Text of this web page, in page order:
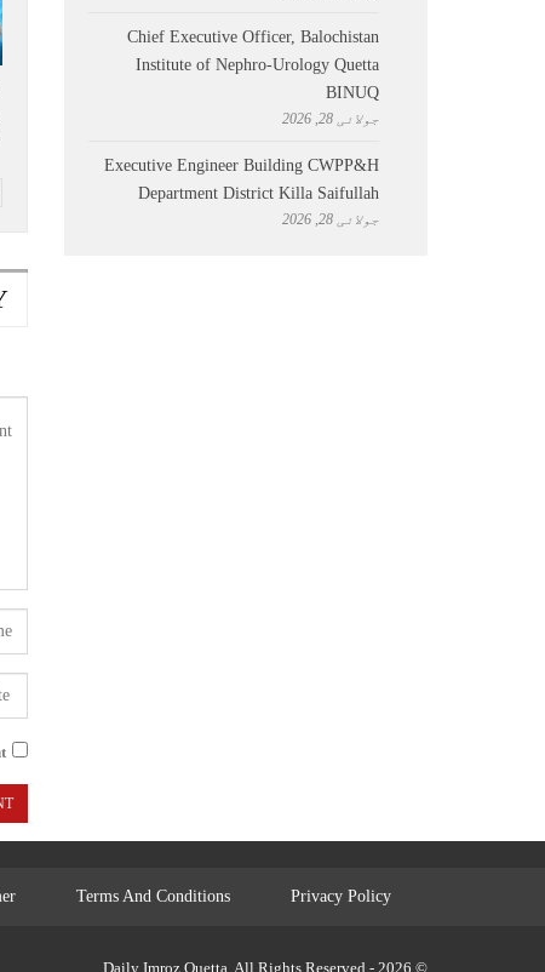
Chief Executive Officer, Balochistan
Institute of Nephro-Urology Quetta
BINUQ
جولائی 28, 2026
Executive Engineer Building CWPP&H
Department District Killa Saifullah
جولائی 28, 2026
Privacy Policy
Terms And Conditions
© 2026 - Daily Imroz Quetta. All Rights Reserved.